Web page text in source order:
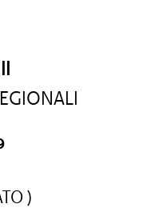
)